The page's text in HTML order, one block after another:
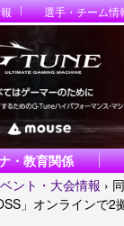
選手・チーム情
・教育関係
ント・大会情報 ›
」オンラインで2